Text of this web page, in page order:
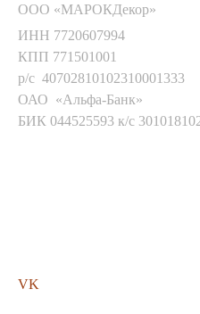
ООО «МАРОКДекор»
ИНН 7720607994
КПП 771501001
р/с 40702810102310001333
ОАО «Альфа-Банк»
БИК 044525593 к/с
VK